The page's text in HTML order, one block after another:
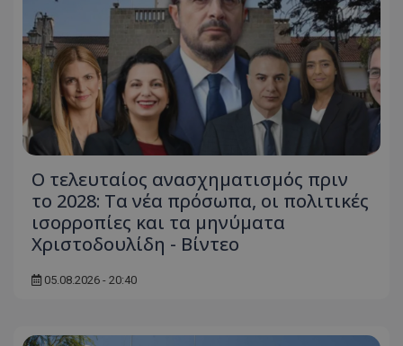
Ο τελευταίος ανασχηματισμός πριν
το 2028: Τα νέα πρόσωπα, οι πολιτικές
ισορροπίες και τα μηνύματα
Χριστοδουλίδη - Βίντεο
05.08.2026 - 20:40
VISITOR_PRIVACY_METADATA
YouTube
.youtube.com